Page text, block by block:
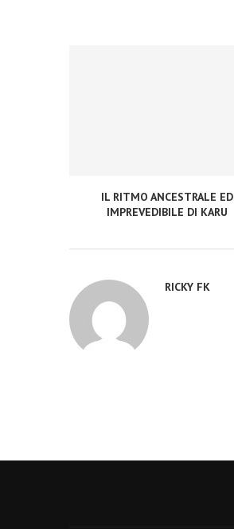
IL RITMO ANCESTRALE ED
IMPREVEDIBILE DI KARU
RICKY FK